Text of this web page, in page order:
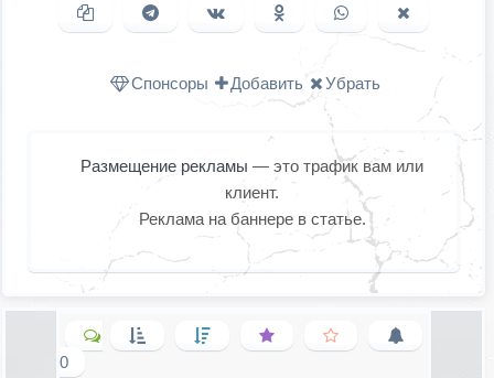
Копировать ссылкуПоделиться в Telegram
Поделиться ВКонтакте
Поделиться в
Одноклассниках
Поделиться в
WhatsAppв X
Спонсоры Добавить Убрать
Размещение рекламы — это трафик вам или
клиент.
Реклама на баннере в статье.
0